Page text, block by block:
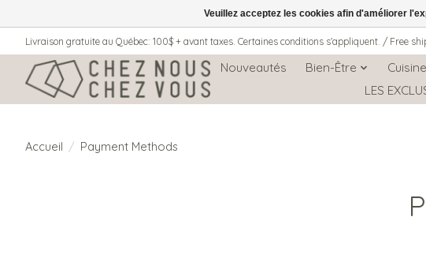
Livraison gratuite au Québec: 100$ + avant taxes. Certaines conditions s'appliquent. / Free
Nouveautés Bien-Être Cuisine
LES
Accueil / Payment Methods
Veuillez acceptez les cookies afin d'améliorer